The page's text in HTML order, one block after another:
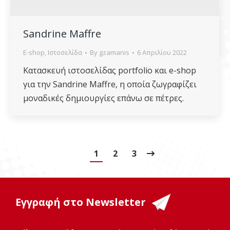
Sandrine Maffre
E-shop, Ιστοσελίδα By gzamanis 6 Απριλίου 2022
Κατασκευή ιστοσελίδας portfolio και e-shop
για την Sandrine Maffre, η οποία ζωγραφίζει
μοναδικές δημιουργίες επάνω σε πέτρες.
1 2 3
Εγγραφή στο Newsletter